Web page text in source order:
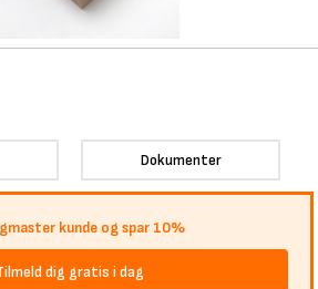
Dokumenter
kunde og spar 10%
dig gratis i dag